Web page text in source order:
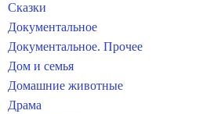
Сказки
Документальное
Документальное. Прочее
Дом и семья
Домашние животные
Драма